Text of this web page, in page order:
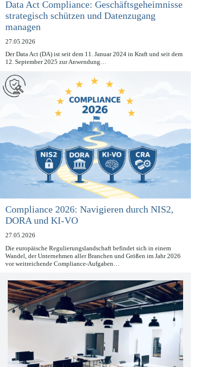
Data Act Compliance: Geschäftsgeheimnisse
strategisch schützen und Datenzugang
managen
27.05.2026
Der Data Act (DA) ist seit dem 11. Januar 2024 in Kraft und seit dem
Compliance 2026: Navigieren durch NIS2,
DORA und KI-VO
27.05.2026
Die europäische Regulierungslandschaft befindet sich in einem
Wandel, der Unternehmen aller Branchen und Größen im Jahr 2026